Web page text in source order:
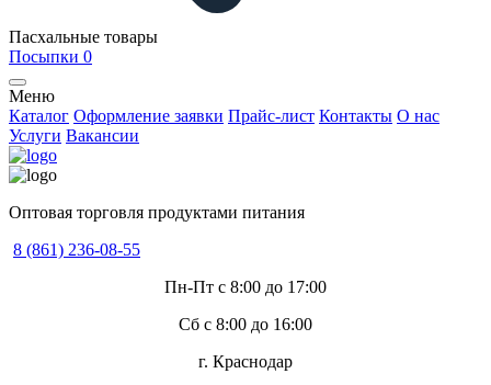
Пасхальные товары
Посыпки 0
Меню
Каталог Оформление заявки Прайс-лист Контакты О нас
Услуги Вакансии
Оптовая торговля продуктами питания
8 (861) 236-08-55
Пн-Пт с 8:00 до 17:00
Сб с 8:00 до 16:00
г. Краснодар